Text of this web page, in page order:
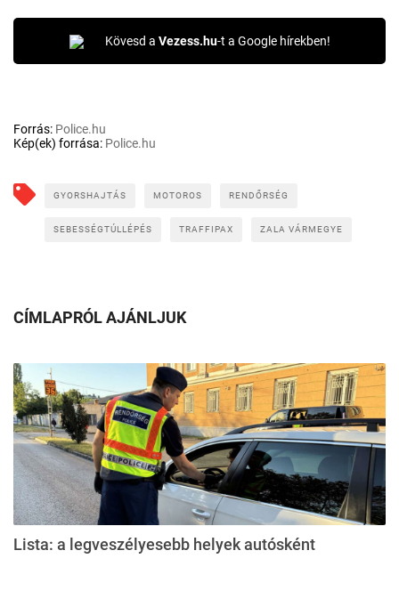
Kövesd a Vezess.hu-t a Google hírekben!
Forrás: Police.hu
Kép(ek) forrása: Police.hu
GYORSHAJTÁS MOTOROS RENDŐRSÉG
SEBESSÉGTÚLLÉPÉS TRAFFIPAX ZALA VÁRMEGYE
CÍMLAPRÓL AJÁNLJUK
Lista: a legveszélyesebb helyek autósként